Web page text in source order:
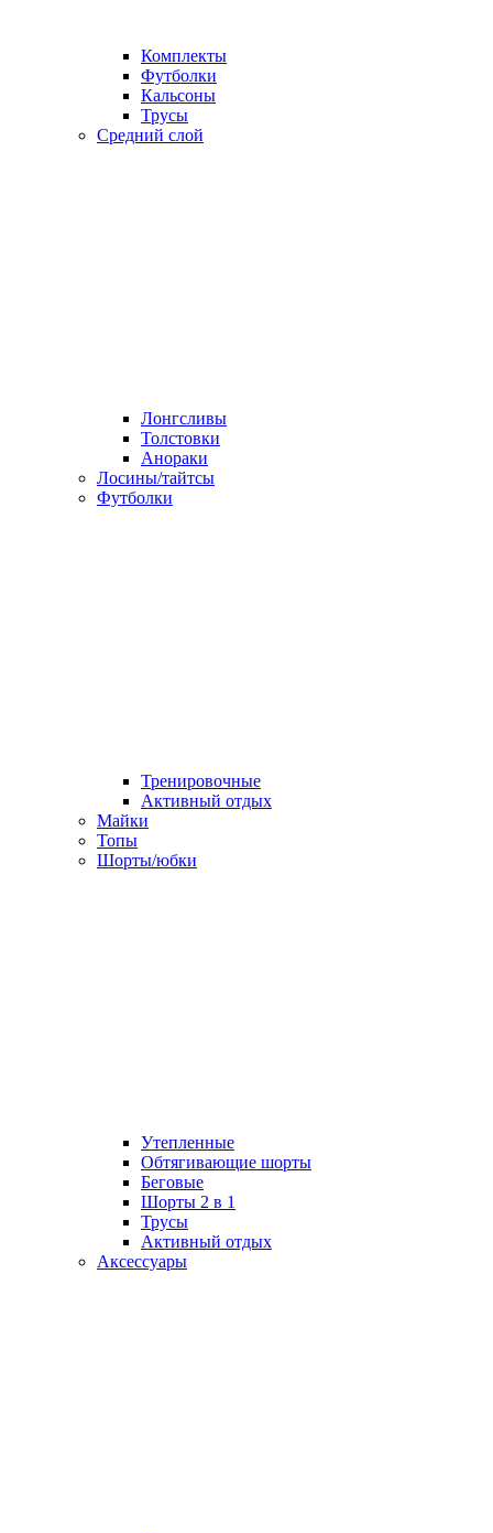
Комплекты
Футболки
Кальсоны
Трусы
Средний слой
Лонгсливы
Толстовки
Анораки
Лосины/тайтсы
Футболки
Тренировочные
Активный отдых
Майки
Топы
Шорты/юбки
Утепленные
Обтягивающие шорты
Беговые
Шорты 2 в 1
Трусы
Активный отдых
Аксессуары